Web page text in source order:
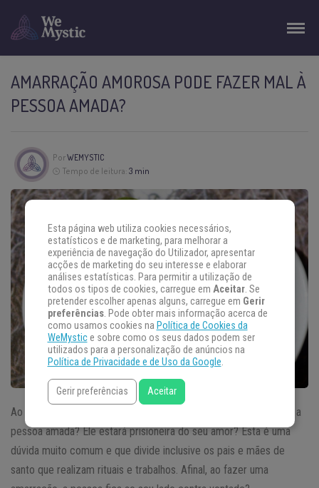
AMARRAÇÃO AMOROSA PODE FAZER MAL À
PESSOA AMADA?
PorWEMYSTIC
Tempo de leitura: 3 min
Ao fazer uma
, o trabalho pode prejudicar a
pessoa amada? Ele estará prisioneira do seu amor? Esta é uma
dúvida muito comum e que divide inclusive os pais e mães de
santo que realizam rituais e trabalhos. Afinal, ao fazer uma
Esta página web utiliza cookies necessários,
estatísticos e de marketing, para melhorar a
experiência de navegação do Utilizador, apresentar
acções de marketing do seu interesse e elaborar
análises estatísticas. Para permitir a utilização de
todos os tipos de cookies, carregue em Aceitar. Se
pretender escolher apenas alguns, carregue em Gerir
preferências. Pode obter mais informação acerca de
como usamos cookies na Política de Cookies da
WeMystice sobre como os seus dados podem ser
utilizados para a personalização de anúncios na
Política de Privacidade e de Uso da Google.
Gerir preferências Aceitar